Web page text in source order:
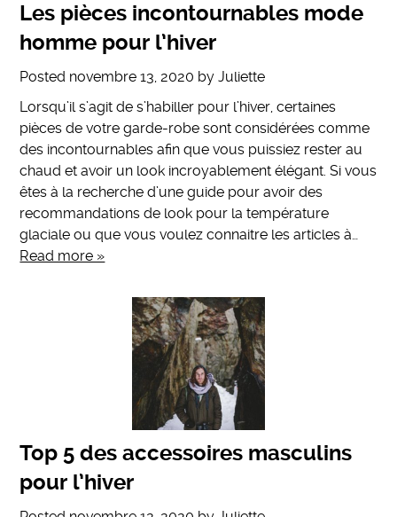
Les pièces incontournables mode
homme pour l’hiver
Posted novembre 13, 2020 byJuliette
Lorsqu’il s’agit de s’habiller pour l’hiver, certaines
pièces de votre garde-robe sont considérées comme
des incontournables afin que vous puissiez rester au
chaud et avoir un look incroyablement élégant. Si vous
êtes à la recherche d’une guide pour avoir des
recommandations de look pour la température
glaciale ou que vous voulez connaitre les articles à…
Read more »
Top 5 des accessoires masculins
pour l’hiver